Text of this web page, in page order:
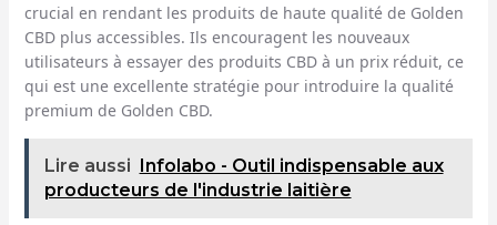
crucial en rendant les produits de haute qualité de Golden
CBD plus accessibles. Ils encouragent les nouveaux
utilisateurs à essayer des produits CBD à un prix réduit, ce
qui est une excellente stratégie pour introduire la qualité
premium de Golden CBD.
Lire aussi Infolabo - Outil indispensable aux
producteurs de l'industrie laitière